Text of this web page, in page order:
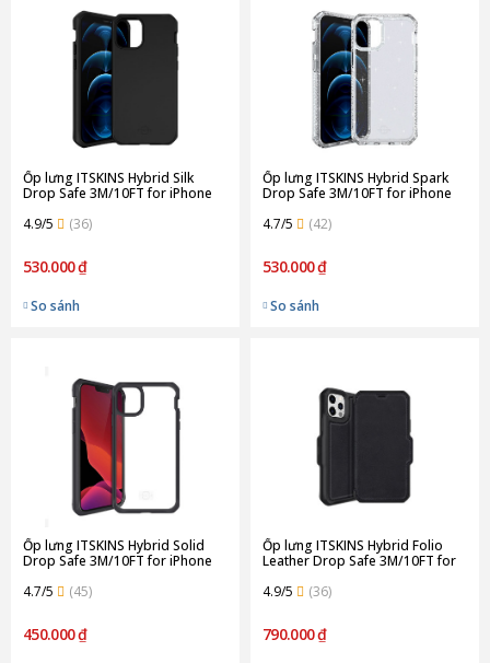
Ốp lưng ITSKINS Hybrid Silk
Drop Safe 3M/10FT for iPhone
4.9/5
(36)
530.000 ₫
So sánh
Ốp lưng ITSKINS Hybrid Spark
Drop Safe 3M/10FT for iPhone
4.7/5
(42)
530.000 ₫
So sánh
Ốp lưng ITSKINS Hybrid Solid
Drop Safe 3M/10FT for iPhone
4.7/5
(45)
450.000 ₫
Ốp lưng ITSKINS Hybrid Folio
Leather Drop Safe 3M/10FT for
4.9/5
(36)
790.000 ₫